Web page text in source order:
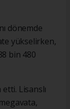
dönemde
yükselirken,
bin 480
Lisanslı